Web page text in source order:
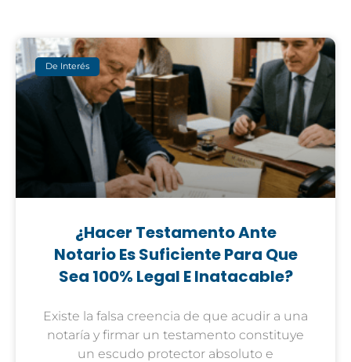
De Interés
¿Hacer Testamento Ante
Notario Es Suficiente Para Que
Sea 100% Legal E Inatacable?
Existe la falsa creencia de que acudir a una
notaría y firmar un testamento constituye
un escudo protector absoluto e